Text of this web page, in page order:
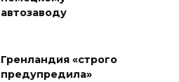
автозаводу
Гренландия «строго
предупредила»